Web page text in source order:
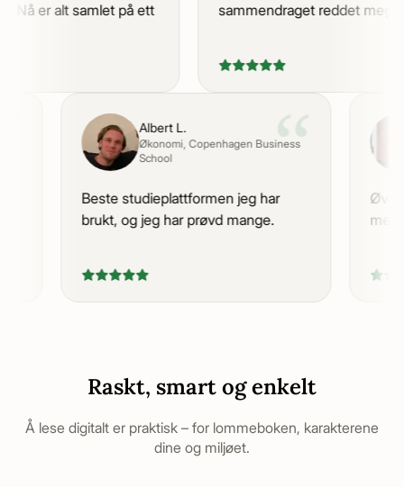
Nå er alt samlet på ett
sammendraget reddet meg.
“
Albert L.
Økonomi, Copenhagen Business
School
Beste studieplattformen jeg har
brukt, og jeg har prøvd mange.
Raskt, smart og enkelt
Å lese digitalt er praktisk – for lommeboken, karakterene
dine og miljøet.